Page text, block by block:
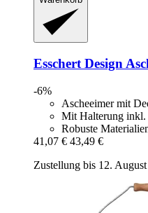
Esschert Design
-6%
Ascheeimer mit
Mit Halterung inkl.
Robuste
41,07 € 43,49 €
Zustellung bis 12. August